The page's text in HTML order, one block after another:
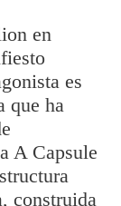
en
es
que ha
A Capsule
construida